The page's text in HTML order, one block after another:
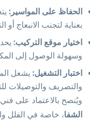
الحفاظ على المواسير:
بعناية لتجنب الانبعاج أو
اختيار موقع التركيب:
وسهولة الوصول إلى
اختبار التشغيل: يشغل
والتصريف والتوصيلات
ويُنصح بالاعتماد على
الشفا، خاصة في الفلل